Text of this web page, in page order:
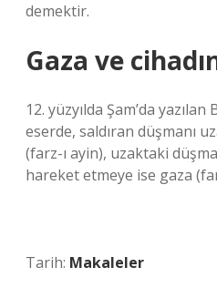
demektir.
Gaza ve
12. yüzyılda Şam’da yazılan
eserde, saldıran düşmanı
(farz-ı ayin), uzaktaki
hareket etmeye ise gaza
Tarih: Makaleler